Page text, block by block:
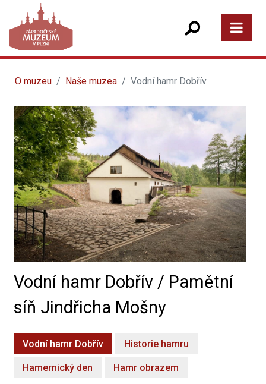
O muzeu Naše muzea Vodní hamr Dobřív
Vodní hamr Dobřív / Pamětní
síň Jindřicha Mošny
Vodní hamr Dobřív Historie hamru
Hamernický den Hamr obrazem